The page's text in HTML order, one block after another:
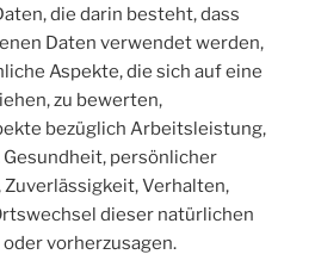
die darin besteht, dass
Daten verwendet werden,
Aspekte, die sich auf eine
zu bewerten,
bezüglich Arbeitsleistung,
persönlicher
Verhalten,
dieser natürlichen
vorherzusagen.